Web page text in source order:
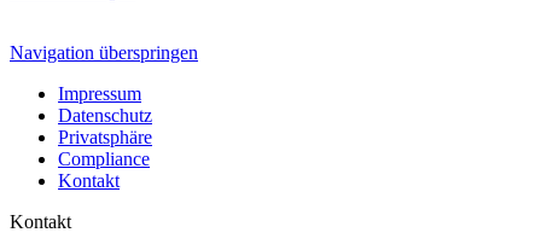
Navigation überspringen
Impressum
Datenschutz
Privatsphäre
Compliance
Kontakt
Kontakt